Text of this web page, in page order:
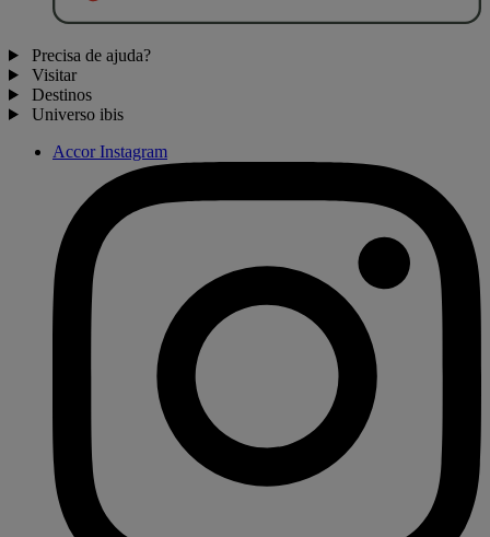
Precisa de ajuda?
Visitar
Destinos
Universo ibis
Accor Instagram